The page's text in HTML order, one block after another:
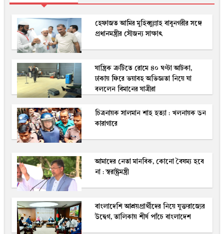
হেফাজত আমির মুহিব্বুল্লাহ বাবুনগরীর সঙ্গে
প্রধানমন্ত্রীর সৌজন্য সাক্ষাৎ
যান্ত্রিক ত্রুটিতে রোমে ৪০ ঘণ্টা আটকা,
ঢাকায় ফিরে ভয়াবহ অভিজ্ঞতা নিয়ে যা
বললেন বিমানের যাত্রীরা
চিত্রনায়ক সালমান শাহ হত্যা : খলনায়ক ডন
কারাগারে
আমাদের নেতা মানবিক, কোনো বৈষম্য হবে
না : স্বরাষ্ট্রমন্ত্রী
বাংলাদেশি আশ্রয়প্রার্থীদের নিয়ে যুক্তরাজ্যের
উদ্বেগ, তালিকায় শীর্ষ পাঁচে বাংলাদেশ